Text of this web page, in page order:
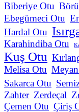
Biberiye Otu
Ebegümeci Otu
Hardal Otu
Karahindiba Otu
Kuş Otu
Melisa Otu
Sakarca Otu
Zahter Zerdeçal
Çemen Otu Çiriş